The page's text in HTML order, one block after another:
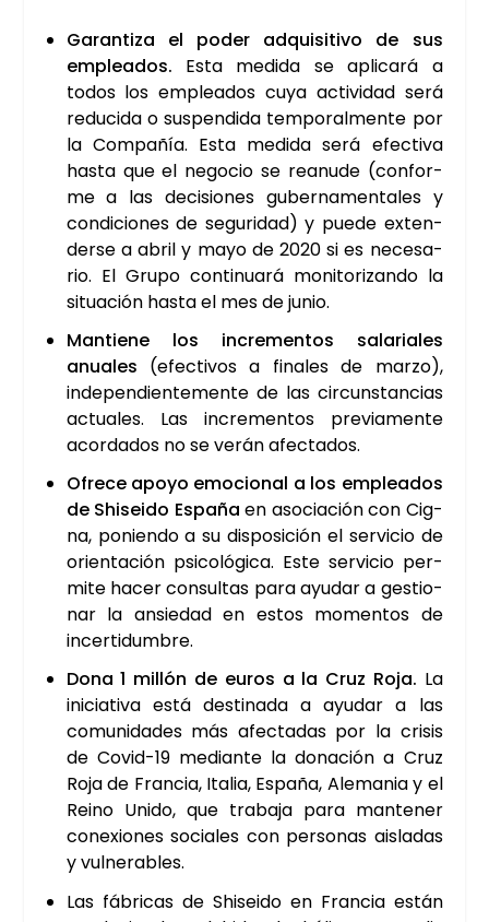
Garan­ti­za el poder adqui­si­ti­vo de sus
emplea­dos. Esta medi­da se apli­ca­rá a
todos los emplea­dos cuya acti­vi­dad será
redu­ci­da o sus­pen­di­da tem­po­ral­men­te por
la Com­pa­ñía. Esta medi­da será efec­ti­va
has­ta que el nego­cio se reanu­de (con­for­
me a las deci­sio­nes guber­na­men­ta­les y
con­di­cio­nes de segu­ri­dad) y pue­de exten­
der­se a abril y mayo de 2020 si es nece­sa­
rio. El Gru­po con­ti­nua­rá moni­to­ri­zan­do la
situa­ción has­ta el mes de junio.
Man­tie­ne los incre­men­tos sala­ria­les
anua­les (efec­ti­vos a fina­les de mar­zo),
inde­pen­dien­te­men­te de las cir­cuns­tan­cias
actua­les. Las incre­men­tos pre­via­men­te
acor­da­dos no se verán afec­ta­dos.
Ofre­ce apo­yo emo­cio­nal a los emplea­dos
de Shi­sei­do Espa­ña en aso­cia­ción con Cig­
na, ponien­do a su dis­po­si­ción el ser­vi­cio de
orien­ta­ción psi­co­ló­gi­ca. Este ser­vi­cio per­
mi­te hacer con­sul­tas para ayu­dar a ges­tio­
nar la ansie­dad en estos momen­tos de
incer­ti­dum­bre.
Dona 1 millón de euros a la Cruz Roja. La
ini­cia­ti­va está des­ti­na­da a ayu­dar a las
comu­ni­da­des más afec­ta­das por la cri­sis
de Covid-19 median­te la dona­ción a Cruz
Roja de Fran­cia, Ita­lia, Espa­ña, Ale­ma­nia y el
Rei­no Uni­do, que tra­ba­ja para man­te­ner
cone­xio­nes socia­les con per­so­nas ais­la­das
y vul­ne­ra­bles.
Las fábri­cas de Shi­sei­do en Fran­cia están